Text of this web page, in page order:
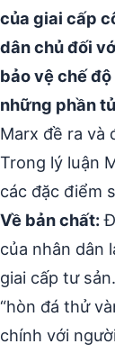
của giai cấp
dân chủ đối
bảo vệ chế
những phần
Marx đề ra và
Trong lý luận
các đặc điểm
Về bản chất:
của nhân dân
giai cấp tư
“hòn đá thử
chính với